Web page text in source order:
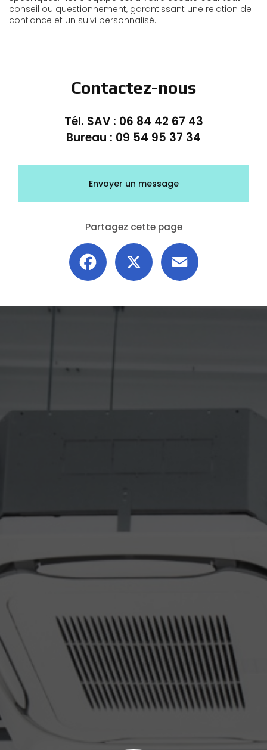
conseil ou questionnement, garantissant une relation de
confiance et un suivi personnalisé.
Contactez-nous
Tél. SAV : 06 84 42 67 43
Bureau : 09 54 95 37 34
Envoyer un message
Partagez cette page
Facebook